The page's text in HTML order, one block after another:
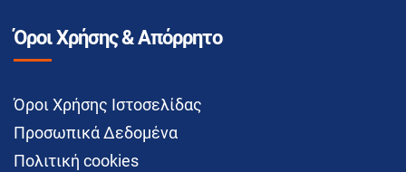
Όροι Χρήσης & Απόρρητο
Όροι Χρήσης Ιστοσελίδας
Προσωπικά Δεδομένα
Πολιτική cookies